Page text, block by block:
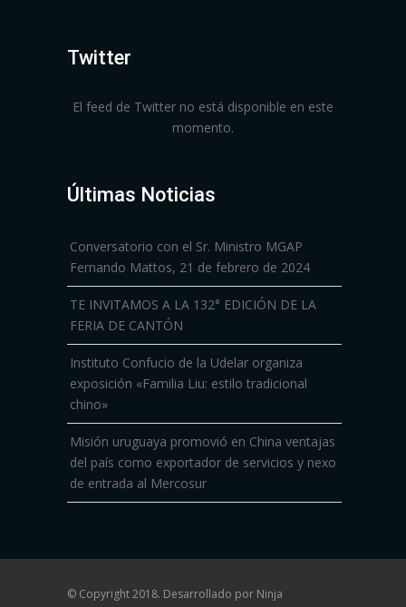
Twitter
El feed de Twitter no está disponible en este
momento.
Últimas Noticias
Conversatorio con el Sr. Ministro MGAP
Fernando Mattos, 21 de febrero de 2024
TE INVITAMOS A LA 132° EDICIÓN DE LA
FERIA DE CANTÓN
Instituto Confucio de la Udelar organiza
exposición «Familia Liu: estilo tradicional
chino»
Misión uruguaya promovió en China ventajas
del país como exportador de servicios y nexo
de entrada al Mercosur
© Copyright 2018. Desarrollado por Ninja